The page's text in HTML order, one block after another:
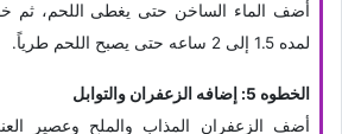
أضف الماء الساخن حتى یغطی اللحم، ثم
لمده 1.5 إلى 2 ساعه حتى یصبح اللحم طریاً.
الخطوه 5: إضافه الزعفران والتوابل
أضف الزعفران المذاب والملح وعصیر